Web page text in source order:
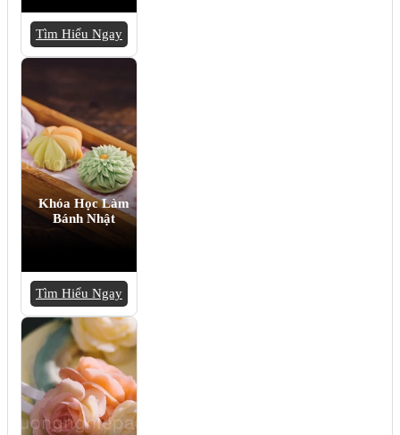
Tìm Hiểu Ngay
Khóa Học Làm
Bánh Nhật
Tìm Hiểu Ngay